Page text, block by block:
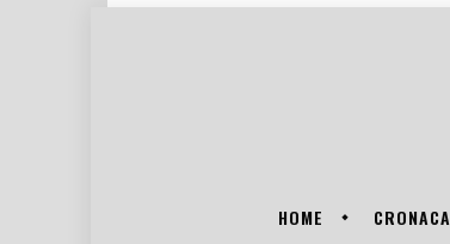
HOME CRONACA